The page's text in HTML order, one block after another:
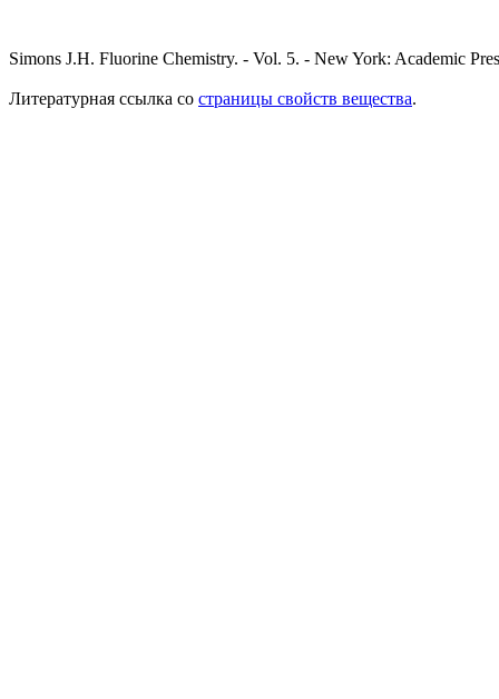
Simons J.H. Fluorine Chemistry. - Vol. 5. - New York: Academic
Литературная ссылка со страницы свойств вещества.